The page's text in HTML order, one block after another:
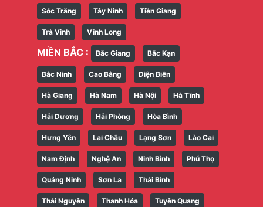
Sóc Trăng Tây Ninh Tiền Giang
Trà Vinh Vĩnh Long
MIỀN BẮC : Bắc Giang Bắc Kạn
Bắc Ninh Cao Bằng Điện Biên
Hà Giang Hà Nam Hà Nội Hà Tĩnh
Hải Dương Hải Phòng Hòa Bình
Hưng Yên Lai Châu Lạng Sơn Lào Cai
Nam Định Nghệ An Ninh Bình Phú Thọ
Quảng Ninh Sơn La Thái Bình
Thái Nguyên Thanh Hóa Tuyên Quang